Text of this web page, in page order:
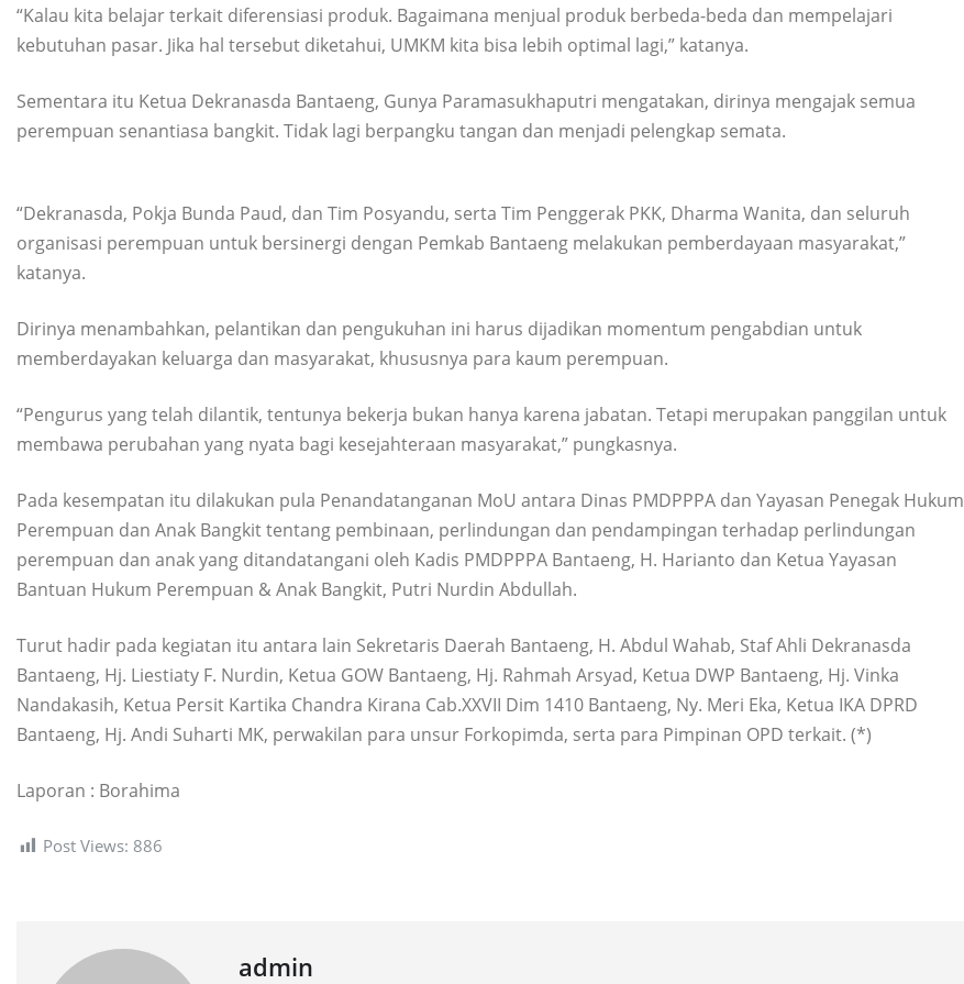
“Kalau kita belajar terkait diferensiasi produk. Bagaimana menjual produk berbeda-beda dan mempelajari
kebutuhan pasar. Jika hal tersebut diketahui, UMKM kita bisa lebih optimal lagi,” katanya.
Sementara itu Ketua Dekranasda Bantaeng, Gunya Paramasukhaputri mengatakan, dirinya mengajak semua
perempuan senantiasa bangkit. Tidak lagi berpangku tangan dan menjadi pelengkap semata.
“Dekranasda, Pokja Bunda Paud, dan Tim Posyandu, serta Tim Penggerak PKK, Dharma Wanita, dan seluruh
organisasi perempuan untuk bersinergi dengan Pemkab Bantaeng melakukan pemberdayaan masyarakat,”
katanya.
Dirinya menambahkan, pelantikan dan pengukuhan ini harus dijadikan momentum pengabdian untuk
memberdayakan keluarga dan masyarakat, khususnya para kaum perempuan.
“Pengurus yang telah dilantik, tentunya bekerja bukan hanya karena jabatan. Tetapi merupakan panggilan untuk
membawa perubahan yang nyata bagi kesejahteraan masyarakat,” pungkasnya.
Pada kesempatan itu dilakukan pula Penandatanganan MoU antara Dinas PMDPPPA dan Yayasan Penegak Hukum
Perempuan dan Anak Bangkit tentang pembinaan, perlindungan dan pendampingan terhadap perlindungan
perempuan dan anak yang ditandatangani oleh Kadis PMDPPPA Bantaeng, H. Harianto dan Ketua Yayasan
Bantuan Hukum Perempuan & Anak Bangkit, Putri Nurdin Abdullah.
Turut hadir pada kegiatan itu antara lain Sekretaris Daerah Bantaeng, H. Abdul Wahab, Staf Ahli Dekranasda
Bantaeng, Hj. Liestiaty F. Nurdin, Ketua GOW Bantaeng, Hj. Rahmah Arsyad, Ketua DWP Bantaeng, Hj. Vinka
Nandakasih, Ketua Persit Kartika Chandra Kirana Cab.XXVII Dim 1410 Bantaeng, Ny. Meri Eka, Ketua IKA DPRD
Bantaeng, Hj. Andi Suharti MK, perwakilan para unsur Forkopimda, serta para Pimpinan OPD terkait. (*)
Laporan : Borahima
Post Views: 886
admin